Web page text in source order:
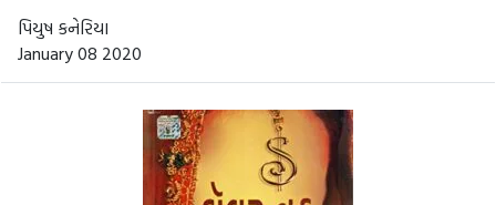
પિયુષ કનેરિયા
January 08 2020